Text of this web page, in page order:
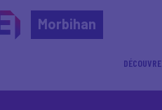
Morbihan